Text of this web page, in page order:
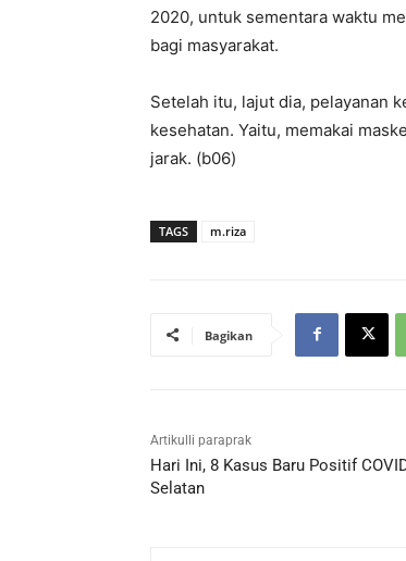
2020, untuk sementara waktu
bagi masyarakat.
Setelah itu, lajut dia, pelayanan
kesehatan. Yaitu, memakai
jarak. (b06)
TAGS m.riza
Bagikan
Artikulli paraprak
Hari Ini, 8 Kasus Baru Positif
Selatan